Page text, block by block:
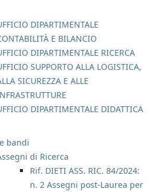
DIPARTIMENTALE
E BILANCIO
DIPARTIMENTALE RICERCA
SUPPORTO ALLA LOGISTICA,
SICUREZZA E ALLE
DIPARTIMENTALE DIDATTICA
bandi
di Ricerca
Rif. DIETI ASS. RIC. 84/2024:
n. 2 Assegni post-Laurea per